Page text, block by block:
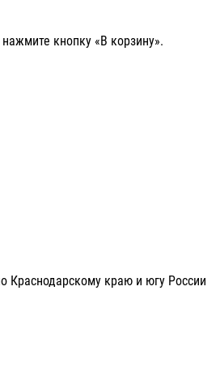
кнопку «В корзину».
Краснодарскому краю и югу России